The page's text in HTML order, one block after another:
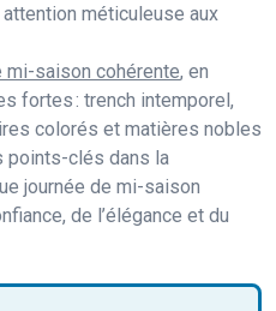
méticuleuse aux
mi-saison cohérente, en
fortes : trench intemporel,
colorés et matières nobles
points-clés dans la
journée de mi-saison
de l’élégance et du